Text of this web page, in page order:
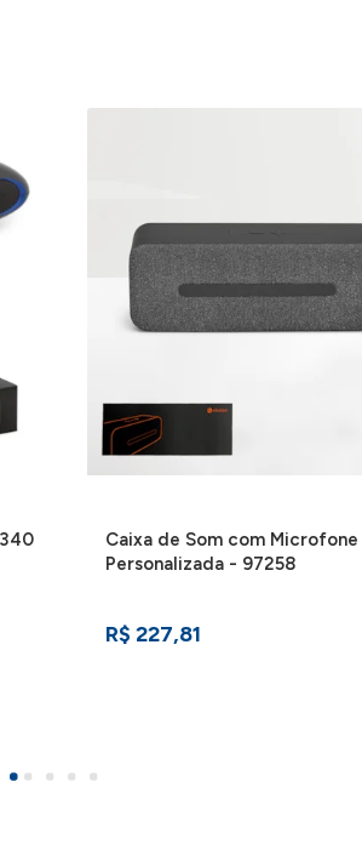
Caixa de Som com Microfone
Personalizada - 97258
R$ 227,81